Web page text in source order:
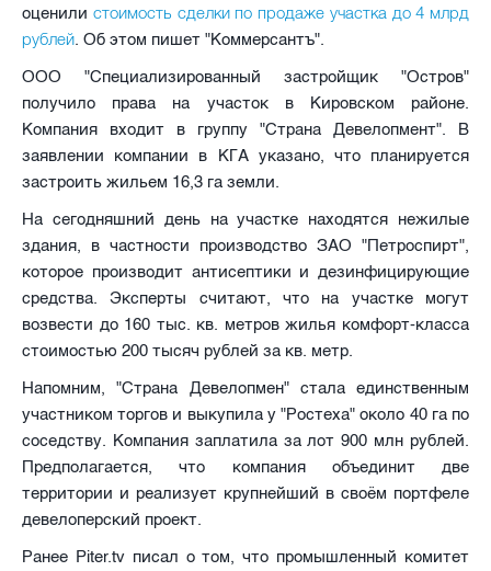
оценили стоимость сделки по продаже участка до 4 млрд
рублей. Об этом пишет "Коммерсантъ".
ООО "Специализированный застройщик "Остров"
получило права на участок в Кировском районе.
Компания входит в группу "Страна Девелопмент". В
заявлении компании в КГА указано, что планируется
застроить жильем 16,3 га земли.
На сегодняшний день на участке находятся нежилые
здания, в частности производство ЗАО "Петроспирт",
которое производит антисептики и дезинфицирующие
средства. Эксперты считают, что на участке могут
возвести до 160 тыс. кв. метров жилья комфорт-класса
стоимостью 200 тысяч рублей за кв. метр.
Напомним, "Страна Девелопмен" стала единственным
участником торгов и выкупила у "Ростеха" около 40 га по
соседству. Компания заплатила за лот 900 млн рублей.
Предполагается, что компания объединит две
территории и реализует крупнейший в своём портфеле
девелоперский проект.
Ранее Piter.tv писал о том, что промышленный комитет